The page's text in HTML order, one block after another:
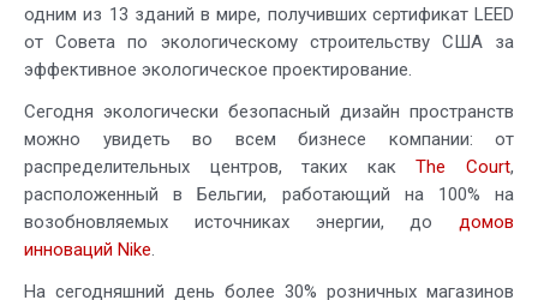
одним из 13 зданий в мире, получивших сертификат LEED
от Совета по экологическому строительству США за
эффективное экологическое проектирование.
Сегодня экологически безопасный дизайн пространств
можно увидеть во всем бизнесе компании: от
распределительных центров, таких какThe Court,
расположенный в Бельгии, работающий на 100% на
возобновляемых источниках энергии, до домов
инноваций Nike.
На сегодняшний день более 30% розничных магазинов